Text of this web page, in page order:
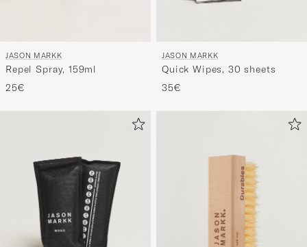
JASON MARKK
Repel Spray, 159ml
25€
JASON MARKK
Quick Wipes, 30 sheets
35€